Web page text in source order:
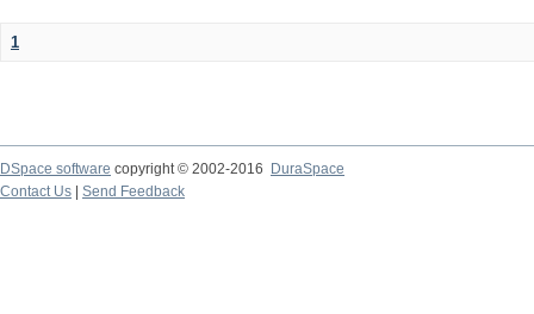
1
DSpace software copyright © 2002-2016
DuraSpace
Contact Us
Send Feedback